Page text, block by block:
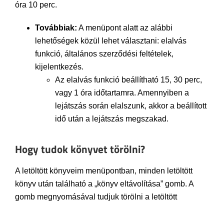
óra 10 perc.
Továbbiak: A menüpont alatt az alábbi
lehetőségek közül lehet választani: elalvás
funkció, általános szerződési feltételek,
kijelentkezés.
Az elalvás funkció beállítható 15, 30 perc,
vagy 1 óra időtartamra. Amennyiben a
lejátszás során elalszunk, akkor a beállított
idő után a lejátszás megszakad.
Hogy tudok könyvet törölni?
A letöltött könyveim menüpontban, minden letöltött
könyv után található a „könyv eltávolítása” gomb. A
gomb megnyomásával tudjuk törölni a letöltött